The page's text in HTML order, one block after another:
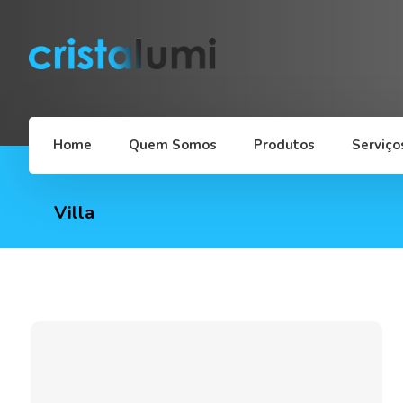
Home Quem Somos Produtos
Villa